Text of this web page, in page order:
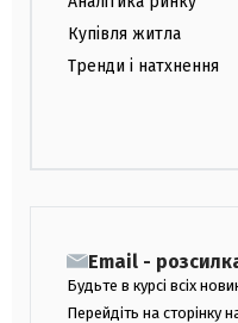
Купівля житла
Тренди і натхнення
Email -
Будьте в курсі всіх
Перейдіть на сторінку